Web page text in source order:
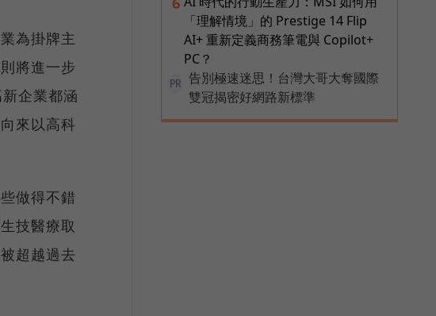
為掛牌主
將進一步
企業都涵
來以高科
做得不錯
技醫療取
超越過去
「理解情境」的 Prestige 14 Flip
AI+ 重新定義商務筆電與 Copilot+
PC？
PR
告別極速迷思！台灣大哥大奪國際
雙冠揭密好網路新標準